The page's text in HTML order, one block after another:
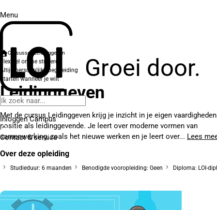
Menu
Groei door.
Inloggen Campus
Contact& service
Cursussen Leidinggeven
Flexibel online studeren
Altijd persoonlijke begeleiding
Starten wanneer je wilt
Leidinggeven
Met de cursus Leidinggeven krijg je inzicht in je eigen
positie als leidinggevende. Je leert over moderne vormen van
samenwerking, zoals het nieuwe werken en je leert over... Lees
Over deze opleiding
Studieduur: 6 maanden Benodigde vooropleiding: Geen Diploma: LOI-